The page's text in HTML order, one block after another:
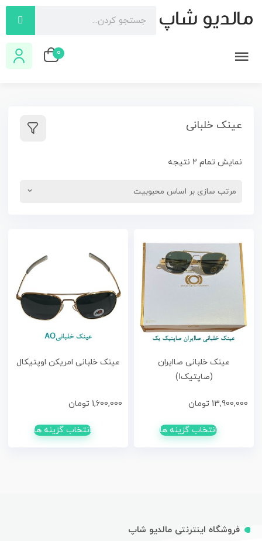
0
عینک خلبانی
نمایش تمام 2 نتیجه
عینک خلبانی صاایران
(صاپتیک1)
13,900,000 تومان
انتخاب گزینه ها
عینک خلبانی امریکن اوپتیکال
1,600,000 تومان
انتخاب گزینه ها
فروشگاه اینترنتی مالدیو شاپ